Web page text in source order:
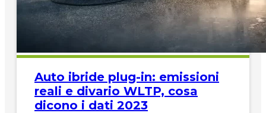
Auto ibride plug-in: emissioni
reali e divario WLTP, cosa
dicono i dati 2023